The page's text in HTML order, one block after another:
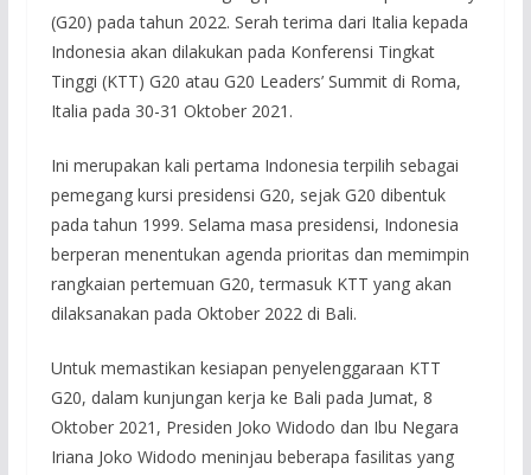
(G20) pada tahun 2022. Serah terima dari Italia kepada
Indonesia akan dilakukan pada Konferensi Tingkat
Tinggi (KTT) G20 atau G20 Leaders’ Summit di Roma,
Italia pada 30-31 Oktober 2021.
Ini merupakan kali pertama Indonesia terpilih sebagai
pemegang kursi presidensi G20, sejak G20 dibentuk
pada tahun 1999. Selama masa presidensi, Indonesia
berperan menentukan agenda prioritas dan memimpin
rangkaian pertemuan G20, termasuk KTT yang akan
dilaksanakan pada Oktober 2022 di Bali.
Untuk memastikan kesiapan penyelenggaraan KTT
G20, dalam kunjungan kerja ke Bali pada Jumat, 8
Oktober 2021, Presiden Joko Widodo dan Ibu Negara
Iriana Joko Widodo meninjau beberapa fasilitas yang